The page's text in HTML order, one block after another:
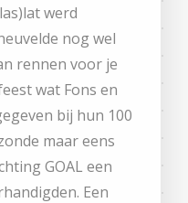
werd
nog wel
rennen voor je
wat Fons en
bij hun 100
maar eens
GOAL een
Een